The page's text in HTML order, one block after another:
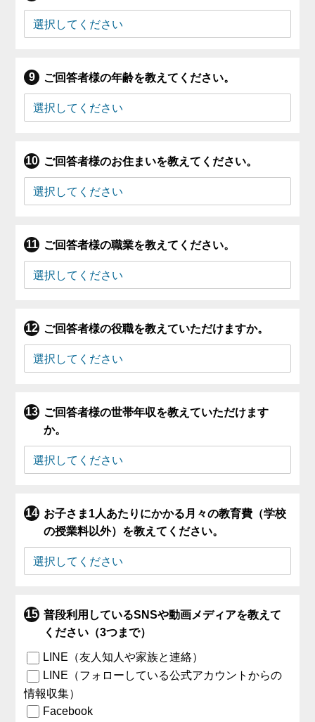
ご回答者様の年齢を教えてください。
ご回答者様のお住まいを教えてください。
ご回答者様の職業を教えてください。
ご回答者様の役職を教えていただけますか。
ご回答者様の世帯年収を教えていただけます
か。
お子さま1人あたりにかかる月々の教育費（学校
の授業料以外）を教えてください。
普段利用しているSNSや動画メディアを教えて
ください（3つまで）
LINE（友人知人や家族と連絡）
LINE（フォローしている公式アカウントからの
情報収集）
Facebook